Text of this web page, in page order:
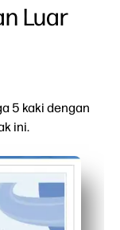
Luar
5 kaki dengan
ini.